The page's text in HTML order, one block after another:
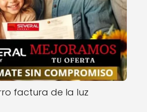
factura de la luz